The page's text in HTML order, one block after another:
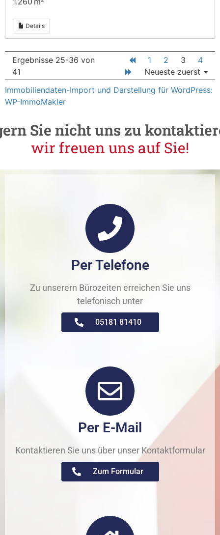
Details
Ergebnisse 25-36 von
41
1 2 3
4
Neueste zuerst
Immobiliendaten-Import und Darstellung für WordPress:
WP-ImmoMakler
Sie nicht uns zu
wir fr
e
Per Telefone
Zu unserern Bürozeiten erreichen Sie uns
telefonisch unter
05181 81410
Per E-Mail
Kontaktieren Sie uns über unser Kontaktformular
Zum Formular